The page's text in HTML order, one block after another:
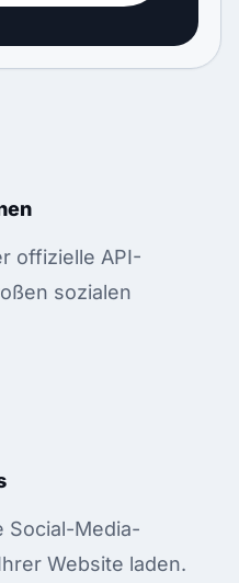
offizielle API-
sozialen
Social-Media-
Website laden.